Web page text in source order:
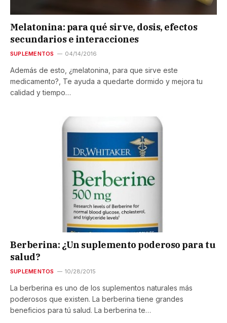
Melatonina: para qué sirve, dosis, efectos
secundarios e interacciones
SUPLEMENTOS 04/14/2016
Además de esto, ¿melatonina, para que sirve este
medicamento?, Te ayuda a quedarte dormido y mejora tu
calidad y tiempo…
Berberina: ¿Un suplemento poderoso para tu
salud?
SUPLEMENTOS 10/28/2015
La berberina es uno de los suplementos naturales más
poderosos que existen. La berberina tiene grandes
beneficios para tú salud. La berberina te…